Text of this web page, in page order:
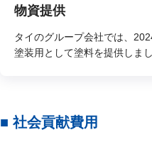
物資提供
タイのグループ会社では、
塗装用として塗料を提供しまし
■ 社会貢献費用